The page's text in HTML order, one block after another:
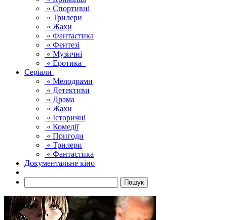
« Спортивні
« Трилери
« Жахи
« Фантастика
« Фентезі
« Музичні
« Еротика
Серіали
« Мелодрами
« Детективи
« Драма
« Жахи
« Історичні
« Комедії
« Пригоди
« Трилери
« Фантастика
Документальне кіно
Пошук